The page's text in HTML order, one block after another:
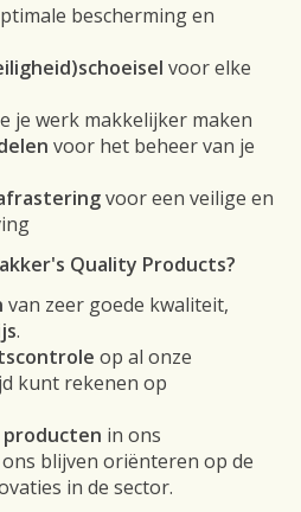
bescherming en
voor elke
je werk makkelijker maken
voor het beheer van je
voor een veilige en
Quality Products?
van zeer goede kwaliteit,
.
op al onze
kunt rekenen op
producten in ons
blijven oriënteren op de
in de sector.